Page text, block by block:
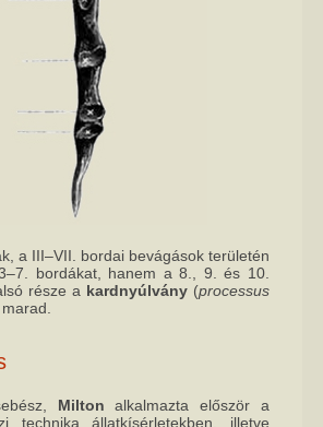
a III–VII. bordai bevágások területén
bordákat, hanem a 8., 9. és 10.
része a kardnyúlvány(processus
Milton alkalmazta először a
technika állatkísérletekben, illetve